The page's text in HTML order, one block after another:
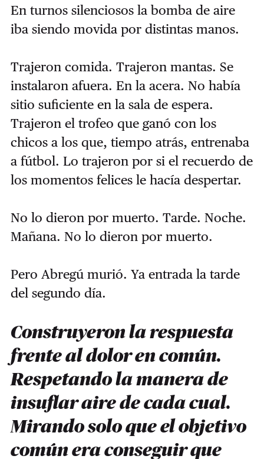
En turnos silenciosos la bomba de aire
iba siendo movida por distintas manos.
Trajeron comida. Trajeron mantas. Se
instalaron afuera. En la acera. No había
sitio suficiente en la sala de espera.
Trajeron el trofeo que ganó con los
chicos a los que, tiempo atrás, entrenaba
a fútbol. Lo trajeron por si el recuerdo de
los momentos felices le hacía despertar.
No lo dieron por muerto. Tarde. Noche.
Mañana. No lo dieron por muerto.
Pero Abregú murió. Ya entrada la tarde
del segundo día.
Construyeron la respuesta
frente al dolor en común.
Respetando la manera de
insuflar aire de cada cual.
Mirando solo que el objetivo
común era conseguir que